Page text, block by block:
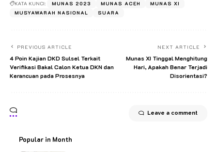
KATA KUNCI: MUNAS 2023 MUNAS ACEH
MUNAS XI
MUSYAWARAH NASIONAL
SUARA
PREVIOUS ARTICLE
4 Poin Kajian DKD Sulsel Terkait
Verifikasi Bakal Calon Ketua DKN dan
Kerancuan pada Prosesnya
NEXT ARTICLE
Munas XI Tinggal Menghitung
Hari, Apakah Benar Terjadi
Disorientasi?
Leave a comment
Popular in Month